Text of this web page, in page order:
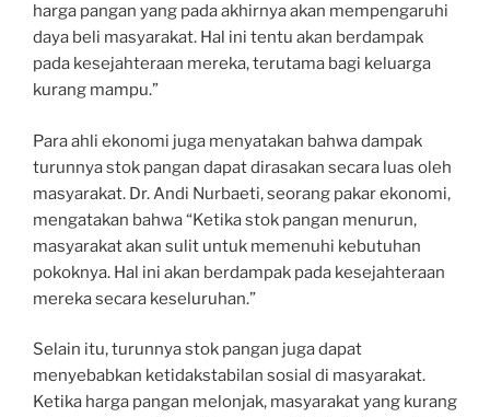
harga pangan yang pada akhirnya akan mempengaruhi
daya beli masyarakat. Hal ini tentu akan berdampak
pada kesejahteraan mereka, terutama bagi keluarga
kurang mampu.”
Para ahli ekonomi juga menyatakan bahwa dampak
turunnya stok pangan dapat dirasakan secara luas oleh
masyarakat. Dr. Andi Nurbaeti, seorang pakar ekonomi,
mengatakan bahwa “Ketika stok pangan menurun,
masyarakat akan sulit untuk memenuhi kebutuhan
pokoknya. Hal ini akan berdampak pada kesejahteraan
mereka secara keseluruhan.”
Selain itu, turunnya stok pangan juga dapat
menyebabkan ketidakstabilan sosial di masyarakat.
Ketika harga pangan melonjak, masyarakat yang kurang